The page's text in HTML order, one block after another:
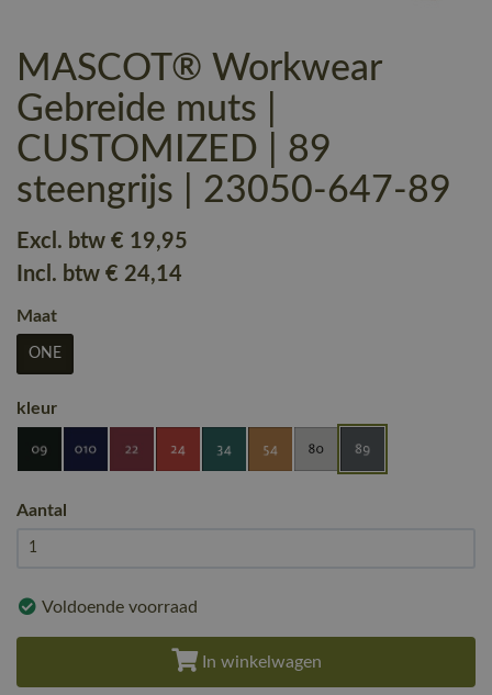
MASCOT® Workwear
Gebreide muts |
CUSTOMIZED | 89
steengrijs | 23050-647-89
Excl. btw € 19,95
Incl. btw € 24,14
Maat
ONE
kleur
Aantal
Voldoende voorraad
In winkelwagen